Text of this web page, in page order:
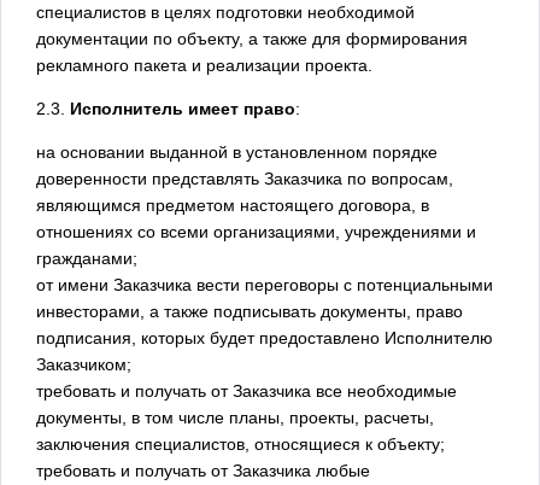
специалистов в целях подготовки необходимой
документации по объекту, а также для формирования
рекламного пакета и реализации проекта.
2.3. Исполнитель имеет право:
на основании выданной в установленном порядке
доверенности представлять Заказчика по вопросам,
являющимся предметом настоящего договора, в
отношениях со всеми организациями, учреждениями и
гражданами;
от имени Заказчика вести переговоры с потенциальными
инвесторами, а также подписывать документы, право
подписания, которых будет предоставлено Исполнителю
Заказчиком;
требовать и получать от Заказчика все необходимые
документы, в том числе планы, проекты, расчеты,
заключения специалистов, относящиеся к объекту;
требовать и получать от Заказчика любые